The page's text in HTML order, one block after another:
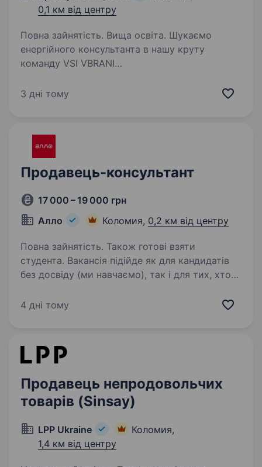
0,1 км від центру
Повна зайнятість. Вища освіта. Шукаємо
енергійного консультанта в нашу круту
команду VSI VBRANI
igsh=MXF6OW8xZjR0MnZv! Хочеш бути
Ми пропонуємо:…
3 дні тому
Продавець-консультант
17 000 – 19 000 грн
Алло
Коломия, 0,2 км від центру
Повна зайнятість. Також готові взяти
студента. Вакансія підійде як для кандидатів
без досвіду (ми навчаємо), так і для тих, хто
випадку ви зможете швидше адаптуватись і
4 дні тому
Продавець непродовольчих
товарів (Sinsay)
LPP Ukraine
Коломия,
1,4 км від центру